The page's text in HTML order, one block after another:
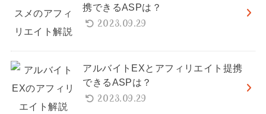
携できるASPは？
2023.09.29
アルバイトEXとアフィリエイト提携
できるASPは？
2023.09.29